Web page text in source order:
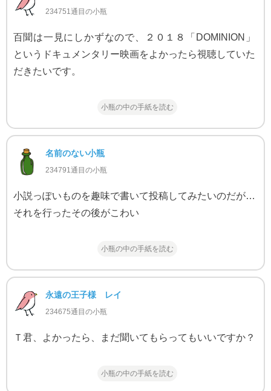
234751通目の小瓶
百聞は一見にしかずなので、２０１８「DOMINION」
というドキュメンタリー映画をよかったら視聴していた
だきたいです。
小瓶の中の手紙を読む
名前のない小瓶
234791通目の小瓶
小説っぽいものを趣味で書いて投稿してみたいのだが…
それを行ったその後がこわい
小瓶の中の手紙を読む
永遠の王子様 レイ
234675通目の小瓶
Ｔ君、よかったら、まだ聞いてもらってもいいですか？
小瓶の中の手紙を読む